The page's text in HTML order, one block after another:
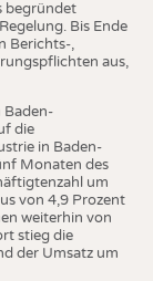
begründet
Bis Ende
Berichts-,
aus,
Baden-
die
in Baden-
Monaten des
um
von 4,9 Prozent
weiterhin von
stieg die
der Umsatz um